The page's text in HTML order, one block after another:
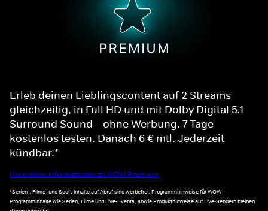
Erleb deinen Lieblingscontent auf 2 Streams
gleichzeitig, in Full HD und mit Dolby Digital 5.1
Surround Sound – ohne Werbung. 7 Tage
kostenlos testen. Danach 6 € mtl. Jederzeit
kündbar.*
Noch mehr Informationen zu WOW Premium
*Serien-, Filme- und Sport-Inhalte auf Abruf sind werbefrei. Programmhinweise für WOW
Programminhalte wie Serien, Filme und Live-Events, sowie Produkthinweise auf Live-Sendern bleiben